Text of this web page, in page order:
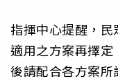
指揮中心提醒，
適用之方案再擇
後請配合各方案